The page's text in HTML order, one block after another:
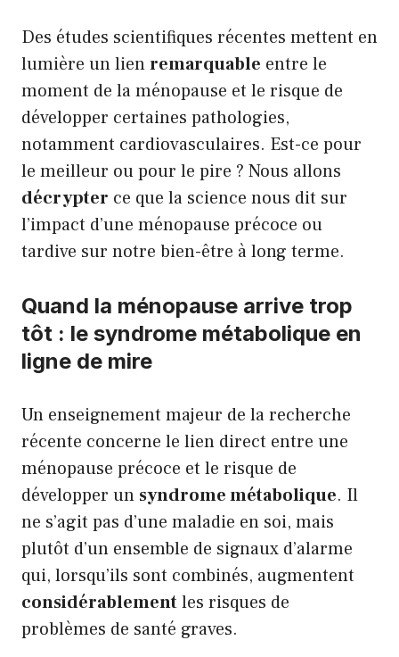
Des études scientifiques récentes mettent en
lumière un lienremarquable entre le
moment de la ménopause et le risque de
développer certaines pathologies,
notamment cardiovasculaires. Est-ce pour
le meilleur ou pour le pire ? Nous allons
décrypter ce que la science nous dit sur
l’impact d’une ménopause précoce ou
tardive sur notre bien-être à long terme.
Quand la ménopause arrive trop
tôt : le syndrome métabolique en
ligne de mire
Un enseignement majeur de la recherche
récente concerne le lien direct entre une
ménopause précoce et le risque de
développer un syndrome métabolique. Il
ne s’agit pas d’une maladie en soi, mais
plutôt d’un ensemble de signaux d’alarme
qui, lorsqu’ils sont combinés, augmentent
considérablementles risques de
problèmes de santé graves.